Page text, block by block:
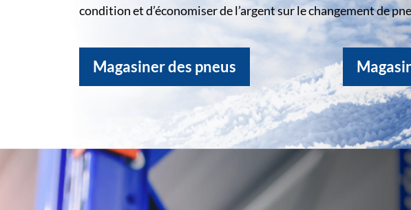
condition et d’économiser de l’argent sur le changement de
Magasiner des pneus